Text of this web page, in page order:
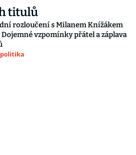
titulů
rozloučení s Milanem Knížákem
Dojemné vzpomínky přátel a záplava